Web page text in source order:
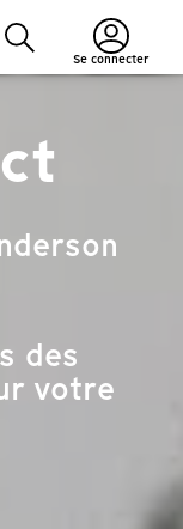
Se connecter
des
votre